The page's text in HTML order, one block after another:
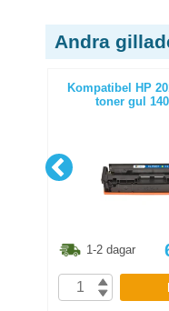
Andra
Kompatibel HP
toner gul
1-2 dagar